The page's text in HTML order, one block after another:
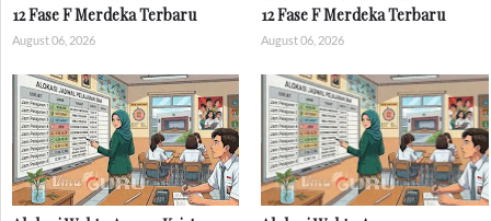
12 Fase F Merdeka Terbaru
August 06, 2026
12 Fase F Merdeka Terbaru
August 06, 2026